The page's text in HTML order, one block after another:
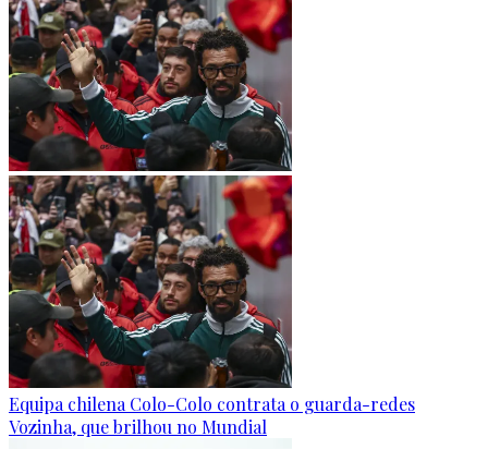
Equipa chilena Colo-Colo contrata o guarda-redes
Vozinha, que brilhou no Mundial